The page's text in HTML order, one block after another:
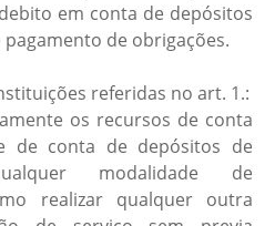
em conta de depósitos
de obrigações.
referidas no art. 1.:
os recursos de conta
de conta de depósitos de
modalidade de
realizar qualquer outra